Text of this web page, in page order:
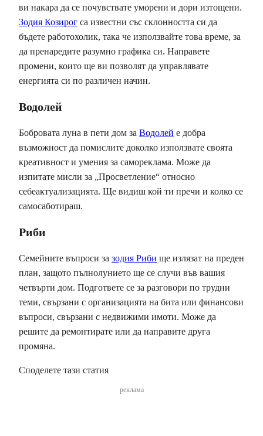
ви накара да се почувствате уморени и дори изтощени.
Зодия Козирог са известни със склонността си да
бъдете работохолик, така че използвайте това време, за
да пренаредите разумно графика си. Направете
промени, които ще ви позволят да управлявате
енергията си по различен начин.
Водолей
Бобровата луна в пети дом за Водолей е добра
възможност да помислите доколко използвате своята
креативност и умения за самореклама. Може да
изпитате мисли за „Просветление“ относно
себеактуализацията. Ще видиш кой ти пречи и колко се
самосаботираш.
Риби
Семейните въпроси за зодия Риби ще излязат на преден
план, защото пълнолунието ще се случи във вашия
четвърти дом. Подгответе се за разговори по трудни
теми, свързани с организацията на бита или финансови
въпроси, свързани с недвижими имоти. Може да
решите да ремонтирате или да направите друга
промяна.
Споделете тази статия
реклама